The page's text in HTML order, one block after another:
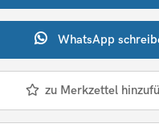
WhatsApp
zu Merkzettel